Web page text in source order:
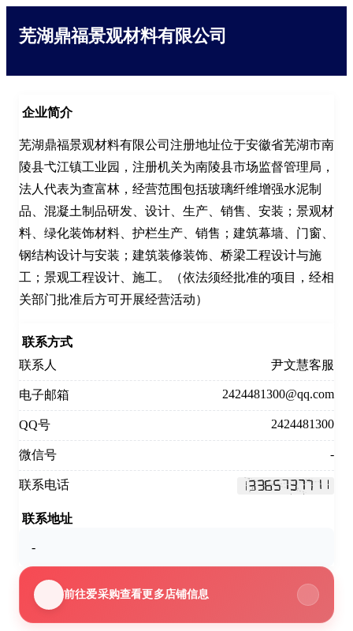
芜湖鼎福景观材料有限公司
企业简介
芜湖鼎福景观材料有限公司注册地址位于安徽省芜湖市南
陵县弋江镇工业园，注册机关为南陵县市场监督管理局，
法人代表为查富林，经营范围包括玻璃纤维增强水泥制
品、混凝土制品研发、设计、生产、销售、安装；景观材
料、绿化装饰材料、护栏生产、销售；建筑幕墙、门窗、
钢结构设计与安装；建筑装修装饰、桥梁工程设计与施
工；景观工程设计、施工。（依法须经批准的项目，经相
关部门批准后方可开展经营活动）
联系方式
联系人
尹文慧客服
电子邮箱 2424481300@qq.com
QQ号 2424481300
微信号 -
联系电话
联系地址
-
前往爱采购查看更多店铺信息